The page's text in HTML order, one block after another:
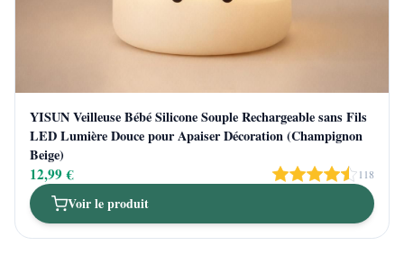
YISUN Veilleuse Bébé Silicone Souple Rechargeable sans Fils
LED Lumière Douce pour Apaiser Décoration (Champignon
Beige)
12,99 € 118
Voir le produit